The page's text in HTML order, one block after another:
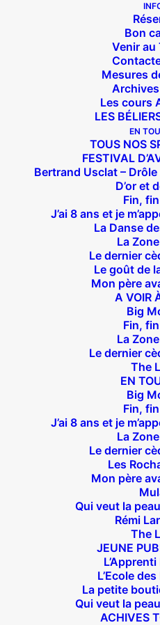
Bon
Venir au
Mesures
Les cours
LES
EN
TOUS NOS
FESTIVAL
Bertrand Usclat –
D’or et
Fin,
J’ai 8 ans et je
La Danse
La
Le dernier
Le goût de
Mon père
A VOIR
Big
Fin,
La
Le dernier
The
EN
Big
Fin,
J’ai 8 ans et je
La
Le dernier
Les
Mon père
Qui veut la
Rémi
The
JEUNE
L’Ecole
La petite
Qui veut la
ACHIVES
Suivez
Théâtre des
14 bis rue Sainte Isaure
Joffrin / Simplon –
À
Big
La